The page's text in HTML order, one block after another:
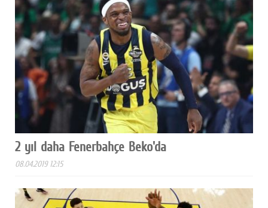
2 yıl daha Fenerbahçe Beko'da
08.04.2019 12:15